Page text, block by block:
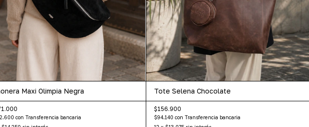
Maxi Olimpia Negra
con Transferencia bancaria
Tote Selena Chocolate
$156.900
$94.140 con Transferencia bancaria